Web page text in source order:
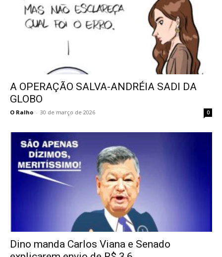
A OPERAÇÃO SALVA-ANDRÉIA SADI DA
GLOBO
O Ralho - 30 de março de 2026 0
Dino manda Carlos Viana e Senado